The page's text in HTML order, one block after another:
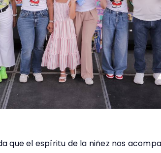
que el espíritu de la niñez nos